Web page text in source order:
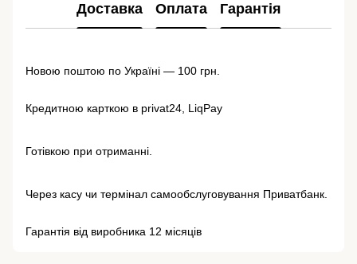
Доставка Оплата Гарантія
Новою поштою по Україні — 100 грн.
Кредитною карткою в privat24, LiqPay
Готівкою при отриманні.
Через касу чи термінал самообслуговування Приватбанк.
Гарантія від виробника 12 місяців